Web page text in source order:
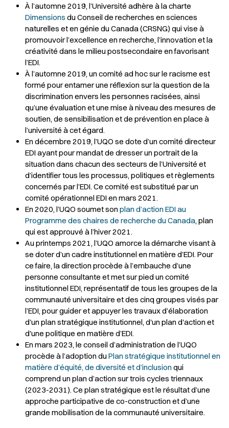
À l’automne 2019, l’Université adhère à la charte
Dimensions du Conseil de recherches en sciences
naturelles et en génie du Canada (CRSNG) qui vise à
promouvoir l’excellence en recherche, l’innovation et la
créativité dans le milieu postsecondaire en favorisant
l’EDI.
À l’automne 2019, un comité ad hoc sur le racisme est
formé pour entamer une réflexion sur la question de la
discrimination envers les personnes racisées, ainsi
qu’une évaluation et une mise à niveau des mesures de
soutien, de sensibilisation et de prévention en place à
l’université à cet égard.
En décembre 2019, l’UQO se dote d’un comité directeur
EDI ayant pour mandat de dresser un portrait de la
situation dans chacun des secteurs de l’Université et
d’identifier tous les processus, politiques et règlements
concernés par l’EDI. Ce comité est substitué par un
comité opérationnel EDI en mars 2021.
En 2020, l’UQO soumet son plan d’action EDI au
Programme des chaires de recherche du Canada, plan
qui est approuvé à l’hiver 2021.
Au printemps 2021, l’UQO amorce la démarche visant à
se doter d’un cadre institutionnel en matière d’EDI. Pour
ce faire, la direction procède à l’embauche d’une
personne consultante et met sur pied un comité
institutionnel EDI, représentatif de tous les groupes de la
communauté universitaire et des cinq groupes visés par
l’EDI, pour guider et appuyer les travaux d’élaboration
d'un plan stratégique institutionnel, d'un plan d'action et
d'une politique en matière d’EDI.
En mars 2023, le conseil d’administration de l’UQO
procède à l’adoption du Plan stratégique institutionnel en
matière d’équité, de diversité et d’inclusion qui
comprend un plan d’action sur trois cycles triennaux
(2023-2031). Ce plan stratégique est le résultat d’une
approche participative de co-construction et d’une
grande mobilisation de la communauté universitaire.